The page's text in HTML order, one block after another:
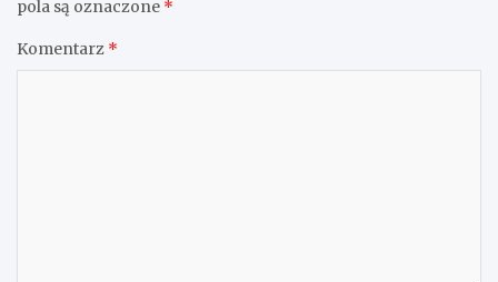
pola są oznaczone *
Komentarz *